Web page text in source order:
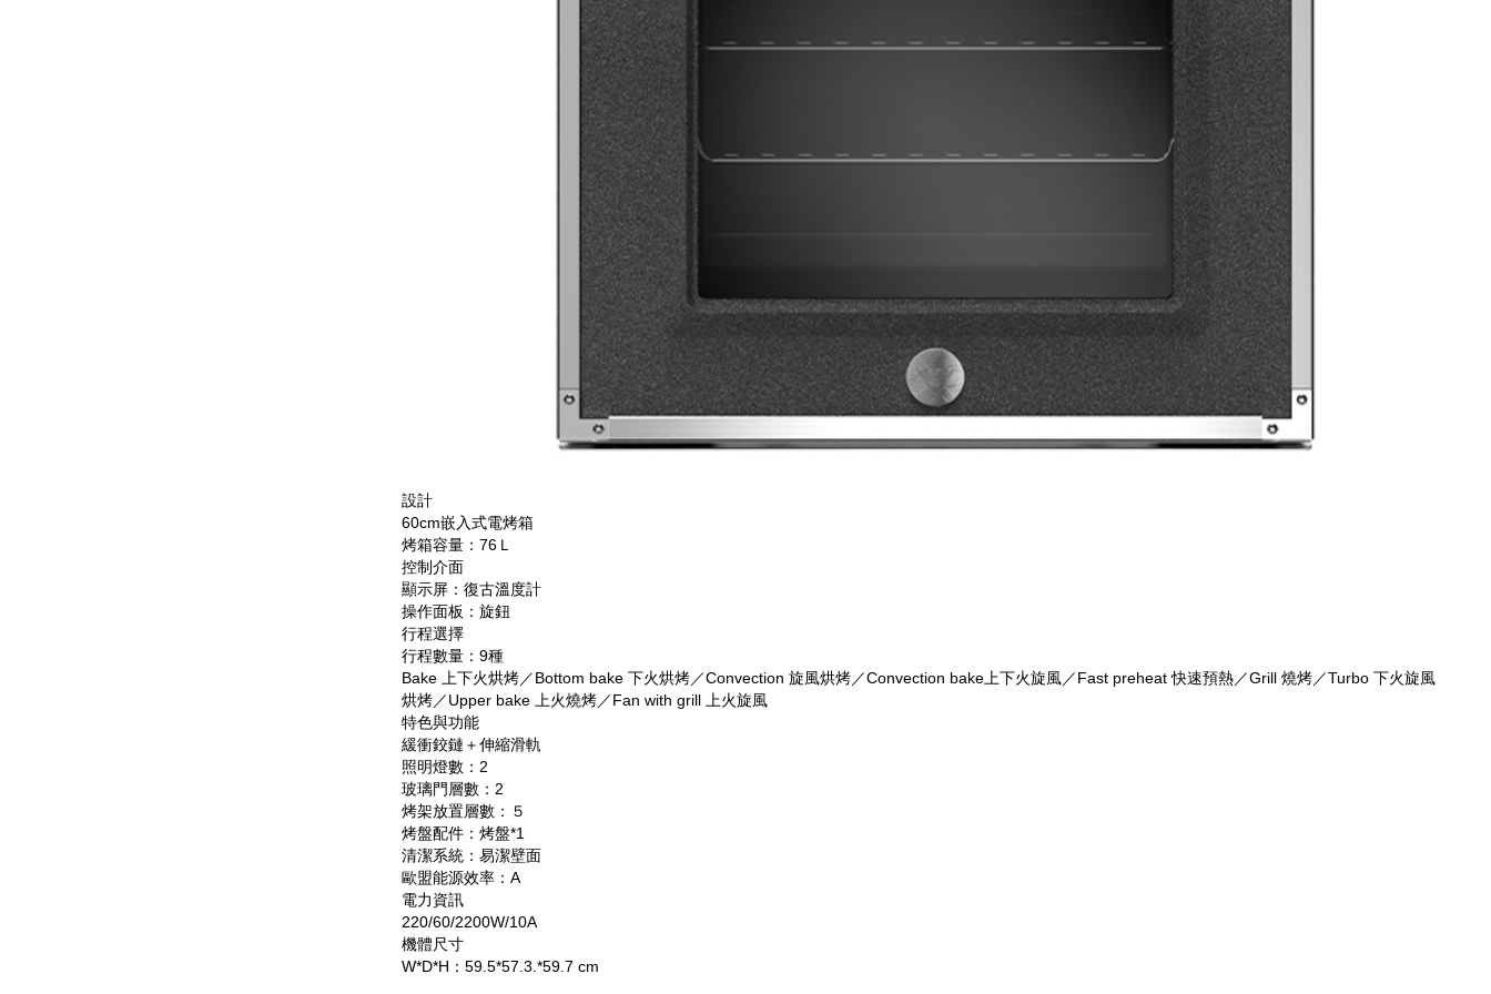
設計
60cm嵌入式電烤箱
烤箱容量：76Ｌ
控制介面
顯示屏：復古溫度計
操作面板：旋鈕
行程選擇
行程數量：9種
Bake 上下火烘烤／Bottom bake 下火烘烤／Convection 旋風烘烤／Convection bake上下火旋風／Fast preheat 快速預熱／Grill 燒烤／Turbo 下火旋風
烘烤／Upper bake 上火燒烤／Fan with grill 上火旋風
特色與功能
緩衝鉸鏈＋伸縮滑軌
照明燈數：2
玻璃門層數：2
烤架放置層數：５
烤盤配件：烤盤*1
清潔系統：易潔壁面
歐盟能源效率：A
電力資訊
220/60/2200W/10A
機體尺寸
W*D*H：59.5*57.3.*59.7 cm